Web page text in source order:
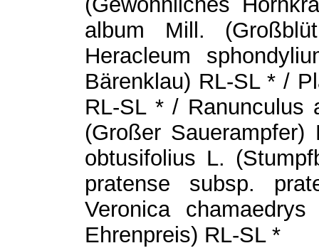
album Mill.
Heracleum
Bärenklau) RL-SL * /
RL-SL * / Ranunculus
(Großer
obtusifolius L.
pratense subsp.
Veronica
Ehrenpreis) RL-SL *